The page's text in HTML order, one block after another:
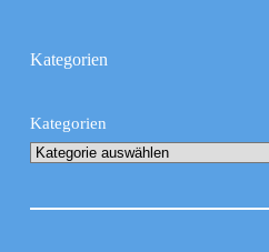
Kategorien
Kategorien